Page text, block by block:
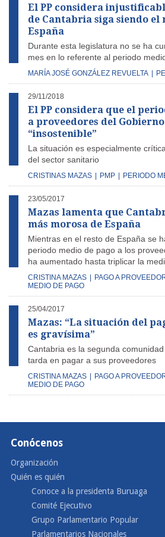
El PP considera
de Cantabria siga siendo el
España
Durante esta legislatura no se ha
mes en lo referente al periodo
MARÍA JOSÉ GONZÁLEZ REVUELTA
29/11/2018
El PP considera que el
a proveedores del
“insostenible”
La situación es especialmente
del sector sanitario
CRISTINAS MAZAS PMP PERIODO
23/05/2017
Mazas lamenta que
más morosa de España
Mientras en el resto de España se
periodo medio de pago a los
ha aumentado hasta triplicar la
CRISTINA MAZAS PAGO A
MEDIO DE PAGO
25/04/2017
Mazas: “La situación del
es gravísima”
Cantabria es la segunda
tarda en pagar a sus proveedores
CRISTINA MAZAS PAGO A
MEDIO DE PAGO
Conócenos
Organización
Quién es quién
Conoce a la presidenta Buruaga
Comité Ejecutivo
Grupo Parlamentario Popular
Parlamentarios Nacionales